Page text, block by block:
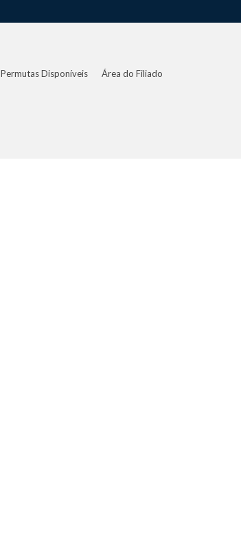
Permutas Disponíveis Área do Filiado